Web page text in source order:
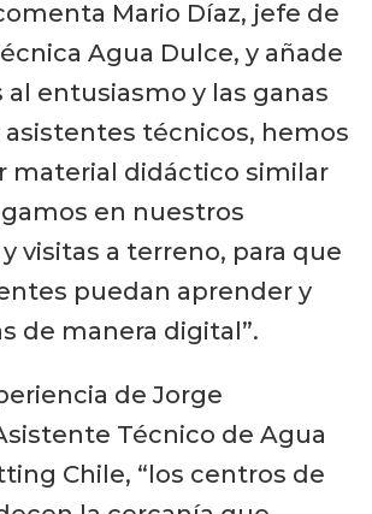
Mario Díaz, jefe de
Agua Dulce, y añade
al entusiasmo y las ganas
técnicos, hemos
material didáctico similar
en nuestros
visitas a terreno, para que
puedan aprender y
de manera digital”.
de Jorge
Técnico de Agua
Chile, “los centros de